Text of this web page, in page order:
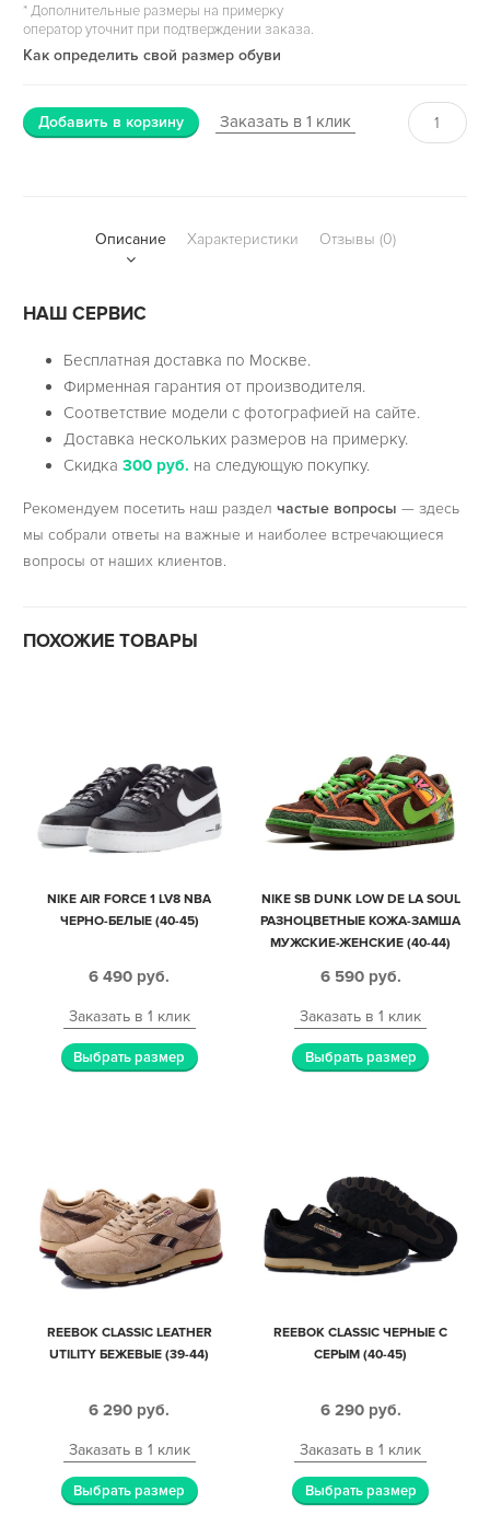
*Дополнительные размеры на примерку
оператор уточнит при подтверждении заказа.
Как определить свой размер обуви
Добавить в корзину Заказать в 1 клик
Описание Характеристики Отзывы (0)
НАШ СЕРВИС
Бесплатная доставка по Москве.
Фирменная гарантия от производителя.
Соответствие модели с фотографией на сайте.
Доставка нескольких размеров на примерку.
Скидка300 руб. на следующую покупку.
Рекомендуем посетить наш раздел частые вопросы — здесь
мы собрали ответы на важные и наиболее встречающиеся
вопросы от наших клиентов.
ПОХОЖИЕ ТОВАРЫ
NIKE AIR FORCE 1 LV8 NBA
ЧЕРНО-БЕЛЫЕ (40-45)
6 490 руб.
Заказать в 1 клик
Выбрать размер
NIKE SB DUNK LOW DE LA SOUL
РАЗНОЦВЕТНЫЕ КОЖА-ЗАМША
МУЖСКИЕ-ЖЕНСКИЕ (40-44)
6 590 руб.
Заказать в 1 клик
Выбрать размер
REEBOK CLASSIC LEATHER
UTILITY БЕЖЕВЫЕ (39-44)
6 290 руб.
Заказать в 1 клик
Выбрать размер
REEBOK CLASSIC ЧЕРНЫЕ С
СЕРЫМ (40-45)
6 290 руб.
Заказать в 1 клик
Выбрать размер